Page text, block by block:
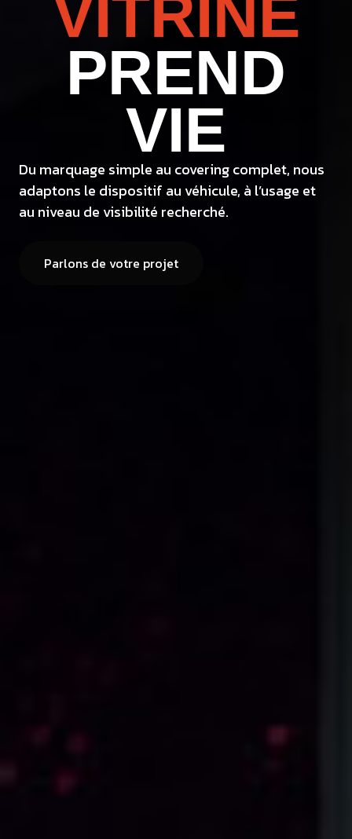
VITRINE
PREND
VIE
Du marquage simple au covering complet, nous
adaptons le dispositif au véhicule, à l’usage et
au niveau de visibilité recherché.
Parlons de votre projet